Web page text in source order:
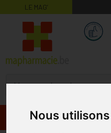
Nous
LE MAG’
Promos